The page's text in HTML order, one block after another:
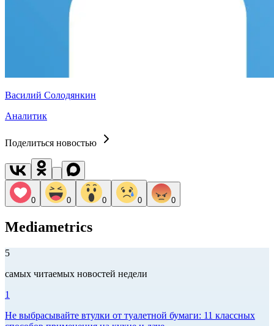
Василий Солодянкин
Аналитик
Поделиться новостью
0 0 0 0 0
Mediametrics
5
самых читаемых новостей недели
1
Не выбрасывайте втулки от туалетной бумаги: 11 классных